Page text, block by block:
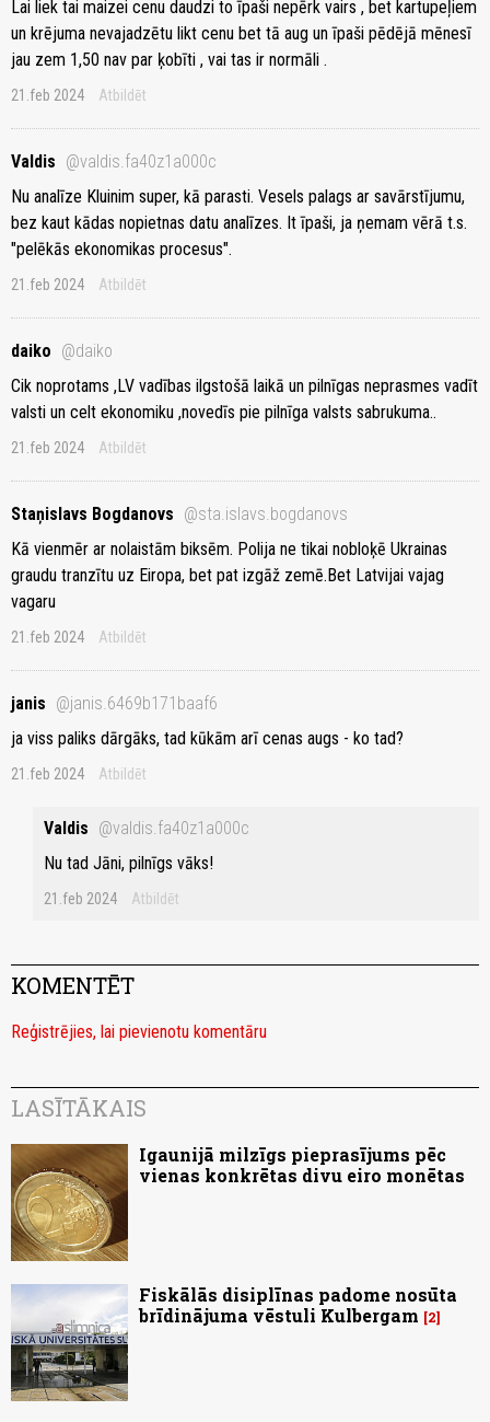
Lai liek tai maizei cenu daudzi to īpaši nepērk vairs , bet kartupeļiem
un krējuma nevajadzētu likt cenu bet tā aug un īpaši pēdējā mēnesī
jau zem 1,50 nav par ķobīti , vai tas ir normāli .
21.feb 2024 Atbildēt
Valdis @valdis.fa40z1a000c
Nu analīze Kluinim super, kā parasti. Vesels palags ar savārstījumu,
bez kaut kādas nopietnas datu analīzes. It īpaši, ja ņemam vērā t.s.
"pelēkās ekonomikas procesus".
21.feb 2024 Atbildēt
daiko @daiko
Cik noprotams ,LV vadības ilgstošā laikā un pilnīgas neprasmes vadīt
valsti un celt ekonomiku ,novedīs pie pilnīga valsts sabrukuma..
21.feb 2024 Atbildēt
Staņislavs Bogdanovs @sta.islavs.bogdanovs
Kā vienmēr ar nolaistām biksēm. Polija ne tikai nobloķē Ukrainas
graudu tranzītu uz Eiropa, bet pat izgāž zemē.Bet Latvijai vajag
vagaru
21.feb 2024 Atbildēt
janis @janis.6469b171baaf6
ja viss paliks dārgāks, tad kūkām arī cenas augs - ko tad?
21.feb 2024 Atbildēt
Valdis @valdis.fa40z1a000c
Nu tad Jāni, pilnīgs vāks!
21.feb 2024 Atbildēt
KOMENTĒT
Reģistrējies, lai pievienotu komentāru
LASĪTĀKAIS
Igaunijā milzīgs pieprasījums pēc
vienas konkrētas divu eiro monētas
Fiskālās disiplīnas padome nosūta
brīdinājuma vēstuli Kulbergam
2